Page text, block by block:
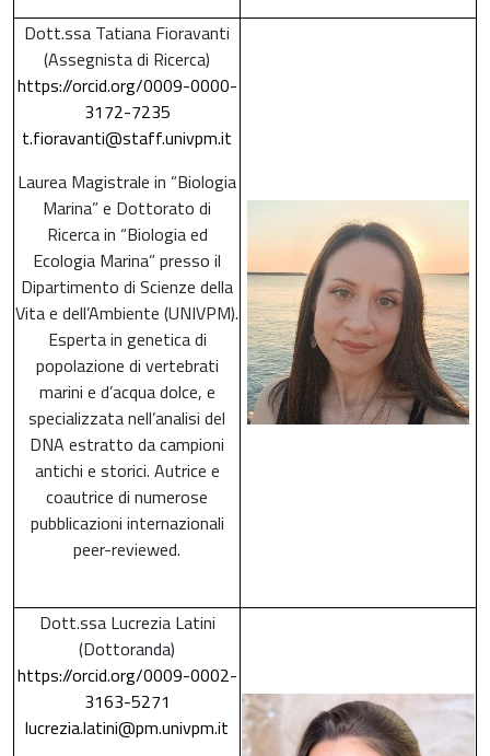
Dott.ssa Tatiana Fioravanti
(Assegnista di Ricerca)
https://orcid.org/0009-0000-
3172-7235
t.fioravanti@staff.univpm.it
Laurea Magistrale in “Biologia
Marina” e Dottorato di
Ricerca in “Biologia ed
Ecologia Marina” presso il
Dipartimento di Scienze della
Vita e dell’Ambiente (UNIVPM).
Esperta in genetica di
popolazione di vertebrati
marini e d’acqua dolce, e
specializzata nell’analisi del
DNA estratto da campioni
antichi e storici. Autrice e
coautrice di numerose
pubblicazioni internazionali
peer-reviewed.
Dott.ssa Lucrezia Latini
(Dottoranda)
https://orcid.org/0009-0002-
3163-5271
lucrezia.latini@pm.univpm.it